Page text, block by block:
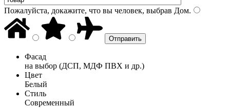
Пожалуйста, докажите, что вы человек, выбрав Дом.
Фасад
на выбор (ДСП, МДФ ПВХ и др.)
Цвет
Белый
Стиль
Современный